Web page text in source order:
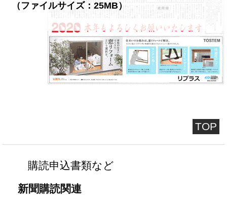
（ファイルサイズ：25MB）
TOP
購読申込書類など
新聞購読関連